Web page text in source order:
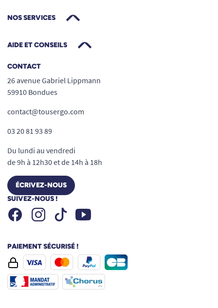
NOS SERVICES
AIDE ET CONSEILS
CONTACT
26 avenue Gabriel Lippmann
59910 Bondues
contact@tousergo.com
03 20 81 93 89
Du lundi au vendredi
de 9h à 12h30 et de 14h à 18h
ÉCRIVEZ-NOUS
SUIVEZ-NOUS !
FacebookInstagramTiktok Youtube
PAIEMENT SÉCURISÉ !